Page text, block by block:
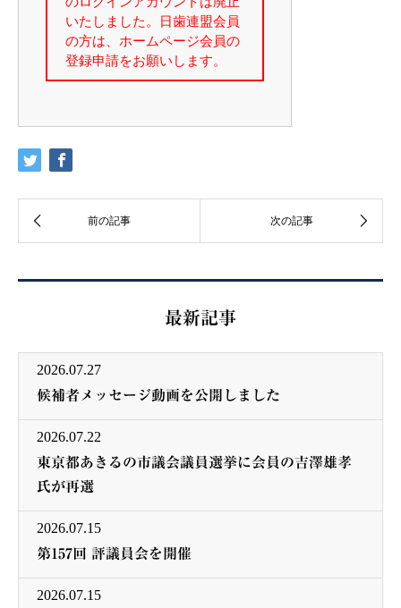
最新記事
2026.07.27
候補者メッセージ動画を公開しました
2026.07.22
東京都あきるの市議会議員選挙に会員の吉澤雄孝
氏が再選
2026.07.15
第157回 評議員会を開催
2026.07.15